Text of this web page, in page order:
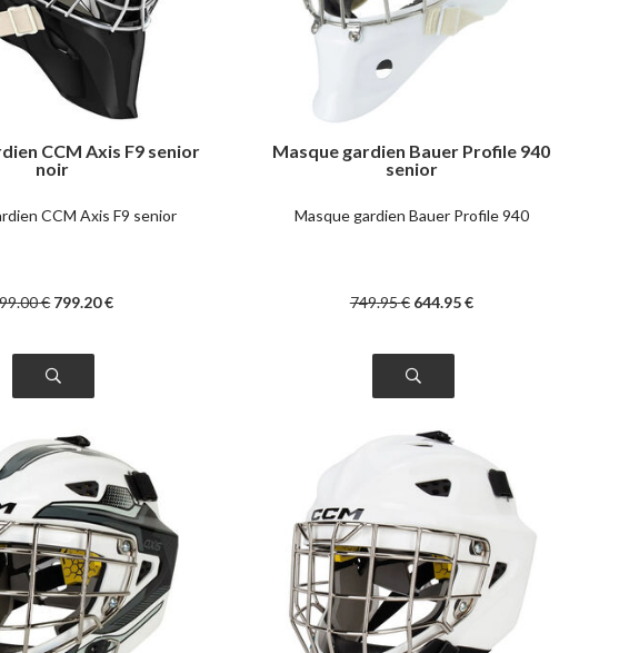
CCM Axis F9 senior
noir
CCM Axis F9 senior
.00€ 799.20€
Masque gardien Bauer Profile 940
senior
Masque gardien Bauer Profile 940
749.95€ 644.95€